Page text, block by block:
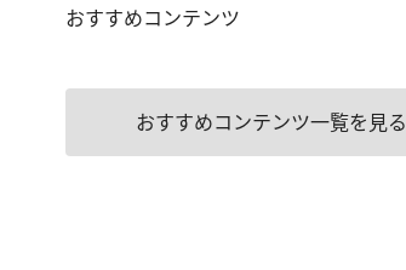
おすすめコンテンツ
おすすめコンテンツ一覧を見る